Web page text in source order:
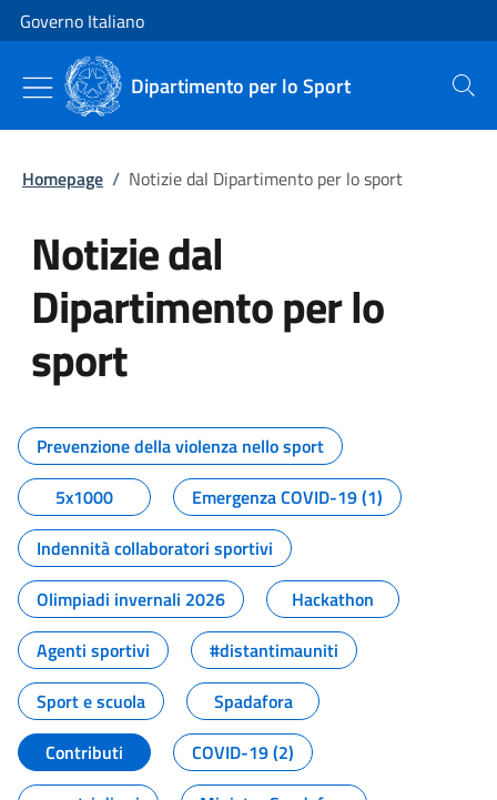
Vai al contenuto
Vai alla navigazione del sito
Governo Italiano
Dipartimento per lo Sport Cerca
Homepage / Notizie dal Dipartimento per lo sport
Notizie dal
Dipartimento per lo
sport
Tutti i contenuti della pagina
Prevenzione della violenza nello sport
5x1000
Emergenza COVID-19 (1)
Indennità collaboratori sportivi
Olimpiadi invernali 2026
Hackathon
Agenti sportivi
#distantimauniti
Sport e scuola
Spadafora
Contributi
COVID-19 (2)